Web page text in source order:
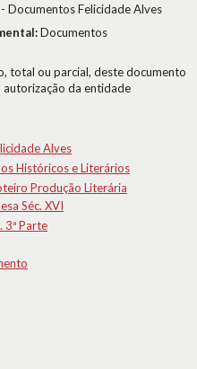
- Documentos Felicidade Alves
Documentos
total ou parcial, deste documento
autorização da entidade
Alves
Históricos e Literários
Produção Literária
Séc. XVI
3ª Parte